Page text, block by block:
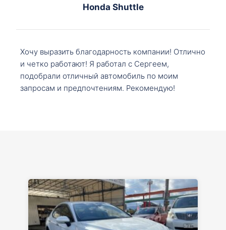
Honda Shuttle
Хочу выразить благодарность компании! Отлично
и четко работают! Я работал с Сергеем,
подобрали отличный автомобиль по моим
запросам и предпочтениям. Рекомендую!